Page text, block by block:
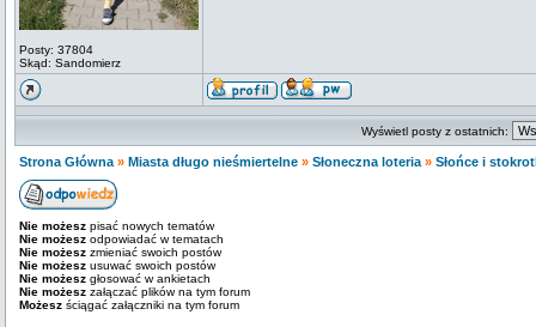
Posty: 37804
Skąd: Sandomierz
Wyświetl posty z ostatnich:
Strona Główna » Miasta długo nieśmiertelne » Słoneczna loteria » Słońce i
Nie możesz pisać nowych tematów
Nie możesz odpowiadać w tematach
Nie możesz zmieniać swoich postów
Nie możesz usuwać swoich postów
Nie możesz głosować w ankietach
Nie możesz załączać plików na tym forum
Możesz ściągać załączniki na tym forum